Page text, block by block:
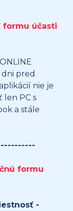
formu účasti
pred
nie je
PC s
a stále
formu
-